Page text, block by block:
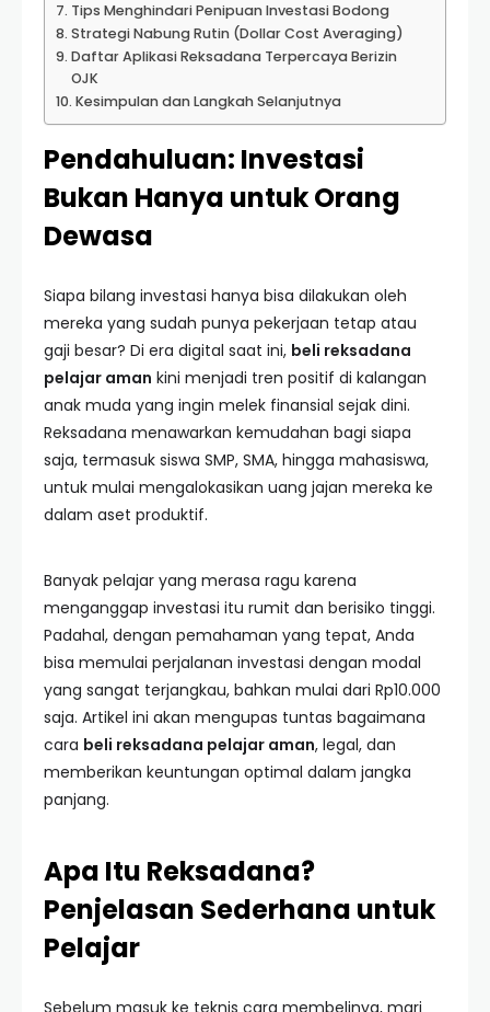
Tips Menghindari Penipuan Investasi Bodong
Strategi Nabung Rutin (Dollar Cost Averaging)
Daftar Aplikasi Reksadana Terpercaya Berizin
OJK
Kesimpulan dan Langkah Selanjutnya
Pendahuluan: Investasi
Bukan Hanya untuk Orang
Dewasa
Siapa bilang investasi hanya bisa dilakukan oleh
mereka yang sudah punya pekerjaan tetap atau
gaji besar? Di era digital saat ini, beli reksadana
pelajar aman kini menjadi tren positif di kalangan
anak muda yang ingin melek finansial sejak dini.
Reksadana menawarkan kemudahan bagi siapa
saja, termasuk siswa SMP, SMA, hingga mahasiswa,
untuk mulai mengalokasikan uang jajan mereka ke
dalam aset produktif.
Banyak pelajar yang merasa ragu karena
menganggap investasi itu rumit dan berisiko tinggi.
Padahal, dengan pemahaman yang tepat, Anda
bisa memulai perjalanan investasi dengan modal
yang sangat terjangkau, bahkan mulai dari Rp10.000
saja. Artikel ini akan mengupas tuntas bagaimana
cara beli reksadana pelajar aman, legal, dan
memberikan keuntungan optimal dalam jangka
panjang.
Apa Itu Reksadana?
Penjelasan Sederhana untuk
Pelajar
Sebelum masuk ke teknis cara membelinya, mari